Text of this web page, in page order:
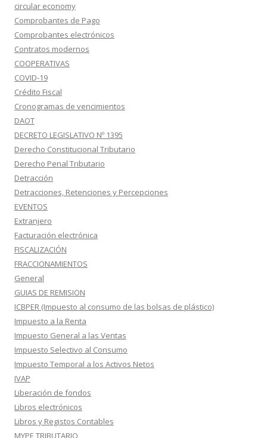
circular economy
Comprobantes de Pago
Comprobantes electrónicos
Contratos modernos
COOPERATIVAS
COVID-19
Crédito Fiscal
Cronogramas de vencimientos
DAOT
DECRETO LEGISLATIVO Nº 1395
Derecho Constitucional Tributario
Derecho Penal Tributario
Detracción
Detracciones, Retenciones y Percepciones
EVENTOS
Extranjero
Facturación electrónica
FISCALIZACIÓN
FRACCIONAMIENTOS
General
GUIAS DE REMISION
ICBPER (Impuesto al consumo de las bolsas de plástico)
Impuesto a la Renta
Impuesto General a las Ventas
Impuesto Selectivo al Consumo
Impuesto Temporal a los Activos Netos
IVAP
Liberación de fondos
Libros electrónicos
Libros y Registos Contables
MYPE TRIBUTARIO